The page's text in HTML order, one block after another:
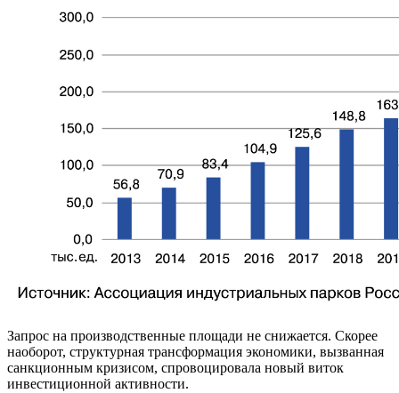
Запрос на производственные площади не снижается. Скорее
наоборот, структурная трансформация экономики, вызванная
санкционным кризисом, спровоцировала новый виток
инвестиционной активности.